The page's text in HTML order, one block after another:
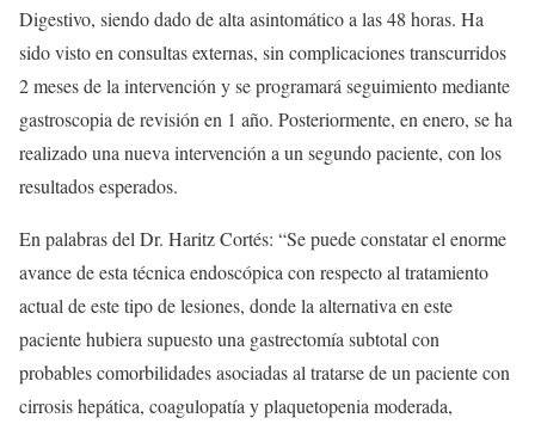
Digestivo, siendo dado de alta asintomático a las 48 horas. Ha
sido visto en consultas externas, sin complicaciones transcurridos
2 meses de la intervención y se programará seguimiento mediante
gastroscopia de revisión en 1 año. Posteriormente, en enero, se ha
realizado una nueva intervención a un segundo paciente, con los
resultados esperados.
En palabras del Dr. Haritz Cortés: “Se puede constatar el enorme
avance de esta técnica endoscópica con respecto al tratamiento
actual de este tipo de lesiones, donde la alternativa en este
paciente hubiera supuesto una gastrectomía subtotal con
probables comorbilidades asociadas al tratarse de un paciente con
cirrosis hepática, coagulopatía y plaquetopenia moderada,